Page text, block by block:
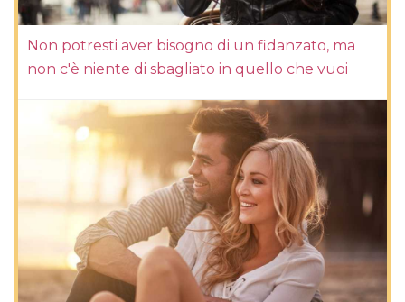
Non potresti aver bisogno di un fidanzato, ma
non c'è niente di sbagliato in quello che vuoi